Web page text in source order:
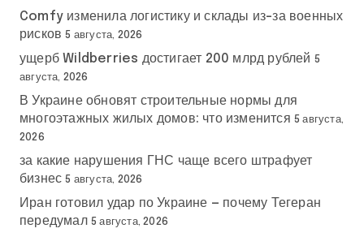
Comfy изменила логистику и склады из-за военных
рисков 5 августа, 2026
ущерб Wildberries достигает 200 млрд рублей 5
августа, 2026
В Украине обновят строительные нормы для
многоэтажных жилых домов: что изменится 5 августа,
2026
за какие нарушения ГНС чаще всего штрафует
бизнес 5 августа, 2026
Иран готовил удар по Украине — почему Тегеран
передумал 5 августа, 2026